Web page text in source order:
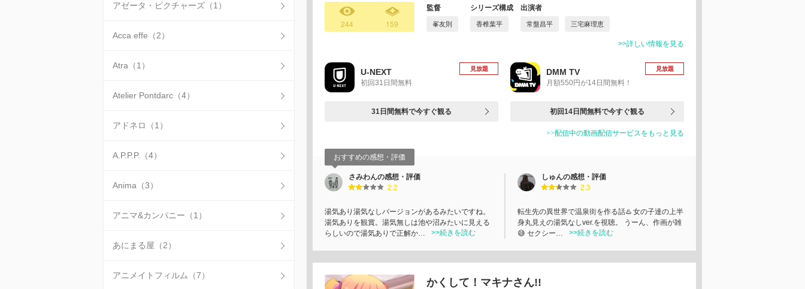
アゼータ・ピクチャーズ（1）
Acca effe（2）
Atra（1）
Atelier Pontdarc（4）
アドネロ（1）
A.P.P.P.（4）
Anima（3）
アニマ&カンパニー（1）
あにまる屋（2）
アニメイトフィルム（7）
244 159
監督
峯友則
シリーズ構成
香椎葉平
出演者
常盤昌平 三宅麻理恵
>>詳しい情報を見る
U-NEXT
初回31日間無料
見放題
31日間無料で今すぐ観る
DMM TV
月額550円が14日間無料！
見放題
初回14日間無料で今すぐ観る
>>配信中の動画配信サービスをもっと見る
おすすめの感想・評価
さみわんの感想・評価
2.2
湯気あり湯気なしバージョンがあるみたいですね。
湯気ありを観賞。湯気無しは池や沼みたいに見える
らしいので湯気ありで正解か…
>>続きを読む
しゅんの感想・評価
2.3
転生先の異世界で温泉街を作る話♨️ 女の子達の上半
身丸見えの湯気なしver.を視聴。 うーん、作画が雑
😅 セクシー…
>>続きを読む
かくして！マキナさん!!